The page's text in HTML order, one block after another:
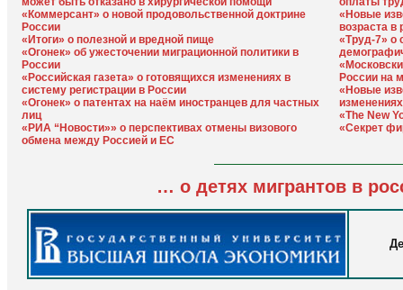
«Коммерсант» о новой продовольственной доктрине
России
«Итоги» о полезной и вредной пище
«Огонек» об ужесточении миграционной политики в
России
«Российская газета» о готовящихся изменениях в
систему регистрации в России
«Огонек» о патентах на наём иностранцев для частных
лиц
«РИА “Новости»» о перспективах отмены визового
обмена между Россией и ЕС
«Новые
возраста в
«Труд-7» о
России на
«Новые
изменениях
«The New
«Секрет
… о детях мигрантов в